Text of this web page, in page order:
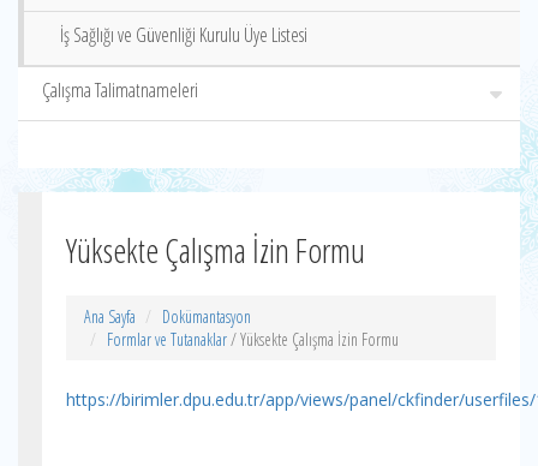
İş Sağlığı ve Güvenliği Kurulu Üye Listesi
Çalışma Talimatnameleri
Yüksekte Çalışma İzin Formu
Ana Sayfa
Dokümantasyon
Formlar ve Tutanaklar/ Yüksekte Çalışma İzin Formu
https://birimler.dpu.edu.tr/app/views/panel/ckfinder/